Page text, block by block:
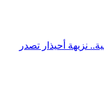
نزيهة أحيذار تصدر